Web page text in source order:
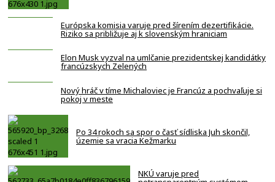
Európska komisia varuje pred šírením dezertifikácie.
Riziko sa približuje aj k slovenským hraniciam
Elon Musk vyzval na umlčanie prezidentskej kandidátky
francúzskych Zelených
Nový hráč v tíme Michaloviec je Francúz a pochvaľuje si
pokoj v meste
Po 34 rokoch sa spor o časť sídliska Juh skončil,
územie sa vracia Kežmarku
NKÚ varuje pred